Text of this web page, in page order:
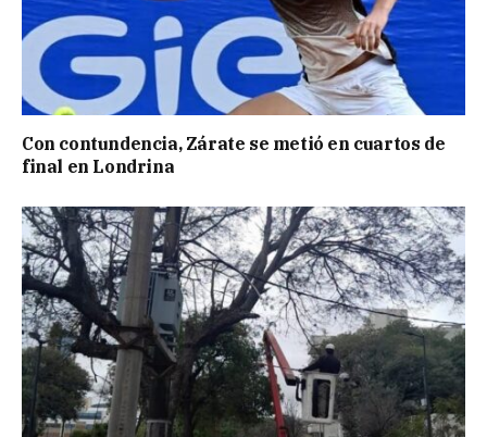
Con contundencia, Zárate se metió en cuartos de
final en Londrina